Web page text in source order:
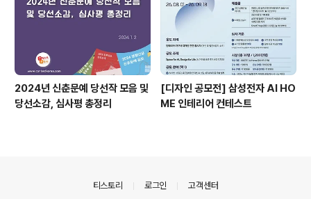
2024년 신춘문예 당선작 모음 및
당선소감, 심사평 총정리
[디자인 공모전] 삼성전자 AI HO
ME 인테리어 컨테스트
티스토리 로그인 고객센터